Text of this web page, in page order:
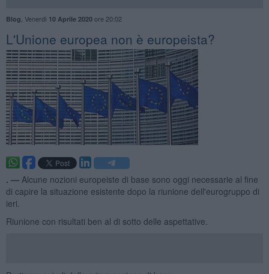
Blog Venerdì 10 Aprile 2020ore 20:02
L'Unione europea non è europeista?
. — Alcune nozioni europeiste di base sono oggi necessarie al fine
di capire la situazione esistente dopo la riunione dell'eurogruppo di
ieri.
Riunione con risultati ben al di sotto delle aspettative.